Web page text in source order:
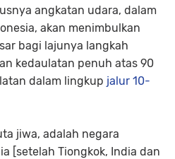
angkatan udara, dalam
akan menimbulkan
bagi lajunya langkah
kedaulatan penuh atas 90
dalam lingkup jalur 10-
jiwa, adalah negara
[setelah Tiongkok, India dan